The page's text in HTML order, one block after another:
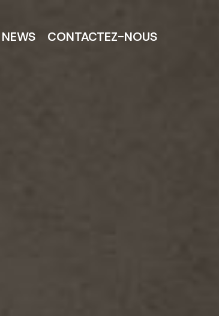
NEWS CONTACTEZ-NOUS